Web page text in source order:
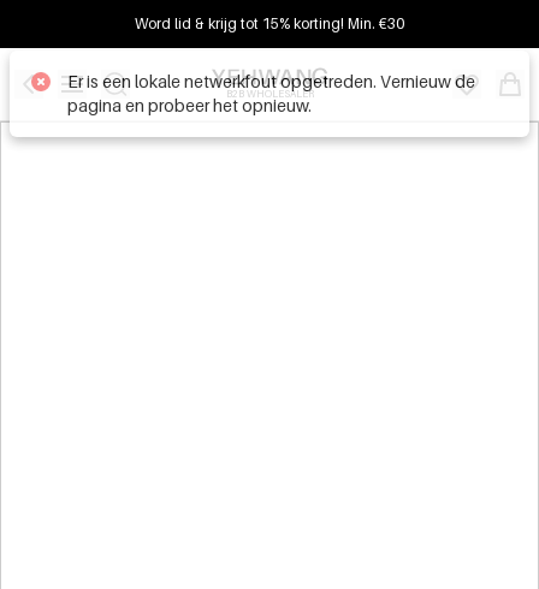
Word lid & krijg tot 15% korting! Min. €30
B2B WHOLESALER
Er is een lokale netwerkfout opgetreden. Vernieuw de
pagina en probeer het opnieuw.